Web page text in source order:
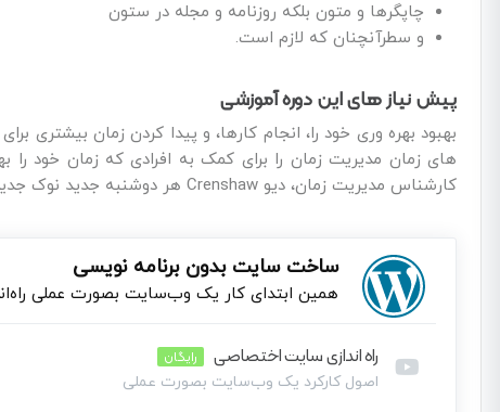
چاپگرها و متون بلکه روزنامه و مجله در ستون
و سطرآنچنان که لازم است.
پیش نیاز های این دوره آموزشی
بهبود بهره وری خود را، انجام کارها، و پیدا کردن زمان
های زمان مدیریت زمان را برای کمک به افرادی که زمان خود
کارشناس مدیریت زمان، دیو Crenshaw هر دوشنبه جدید نوک جدید را فراهم می کند، با موضوعات متنوع زیادی روبرو است.
ساخت سایت بدون برنامه نویسی
همین ابتدای کار یک وب‌سایت بصورت عملی
راه اندازی سایت اختصاصی رایگان
اصول کارکرد یک وب‌سایت بصورت عملی